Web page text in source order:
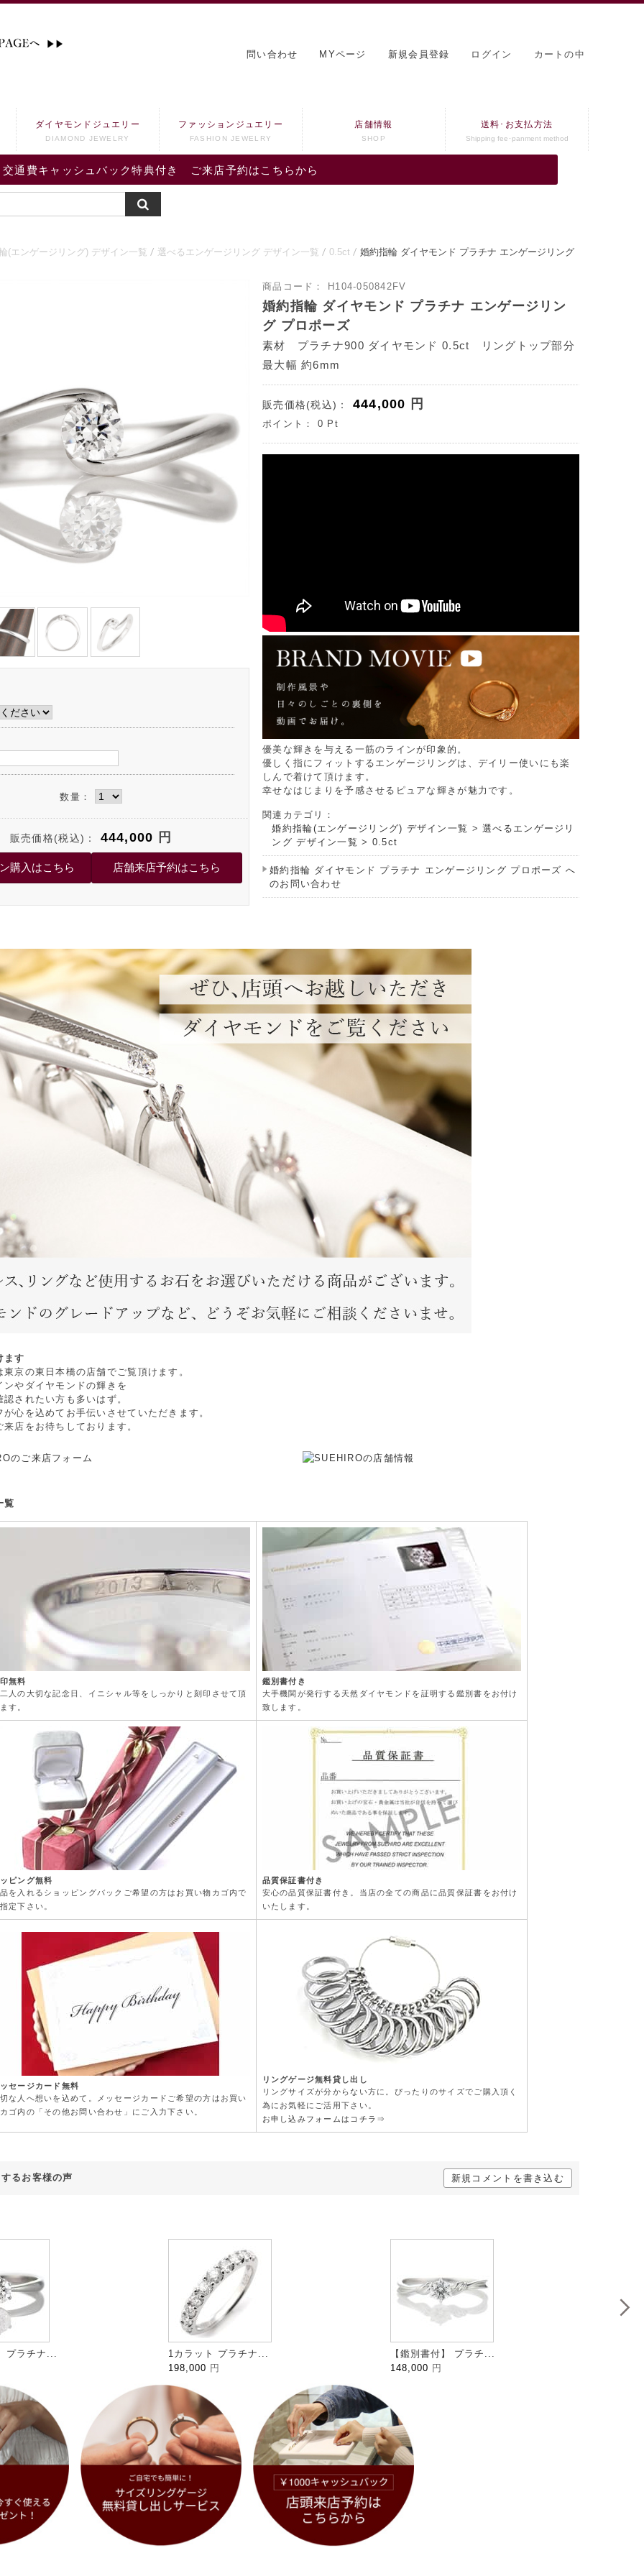
問い合わせ MYページ 新規会員登録 ログイン カートの中
交通費キャッシュバック特典付き ご来店予約はこちらから
ダイヤモンドジュエリー
DIAMOND JEWELRY
ファッションジュエリー
FASHION JEWELRY
店舗情報
SHOP
送料･お支払方法
Shipping fee･panment method
(エンゲージリング) デザイン一覧 選べるエンゲージリング デザイン一覧 0.5ct
婚約指輪 ダイヤモンド プラチナ エンゲージリング
数量：
販売価格(税込)： 444,000 円
商品コード： H104-050842FV
婚約指輪 ダイヤモンド プラチナ エンゲージリン
グ プロポーズ
素材 プラチナ900 ダイヤモンド 0.5ct リングトップ部分
最大幅 約6mm
販売価格(税込)： 444,000 円
ポイント： 0 Pt
優美な輝きを与える一筋のラインが印象的。
優しく指にフィットするエンゲージリングは、デイリー使いにも楽
しんで着けて頂けます。
幸せなはじまりを予感させるピュアな輝きが魅力です。
関連カテゴリ：
婚約指輪(エンゲージリング) デザイン一覧 >選べるエンゲージリ
ング デザイン一覧 > 0.5ct
婚約指輪 ダイヤモンド プラチナ エンゲージリング プロポーズ へ
のお問い合わせ
ます
東京の東日本橋の店舗でご覧頂けます。
ンやダイヤモンドの輝きを
されたい方も多いはず。
心を込めてお手伝いさせていただきます。
店をお待ちしております。
覧
無料
人の大切な記念日、イニシャル等をしっかりと刻印させて頂
す。
鑑別書付き
大手機関が発行する天然ダイヤモンドを証明する鑑別書をお付け
致します。
ピング無料
を入れるショッピングバックご希望の方はお買い物カゴ内で
定下さい。
品質保証書付き
安心の品質保証書付き。当店の全ての商品に品質保証書をお付け
いたします。
セージカード無料
な人へ想いを込めて。メッセージカードご希望の方はお買い
ゴ内の「その他お問い合わせ」にご入力下さい。
リングゲージ無料貸し出し
リングサイズが分からない方に。ぴったりのサイズでご購入頂く
為にお気軽にご活用下さい。
お申し込みフォームはコチラ⇒
るお客様の声 新規コメントを書き込む
プラチナ...
1カラット プラチナ...
198,000 円
【鑑別書付】 プラチ...
148,000 円